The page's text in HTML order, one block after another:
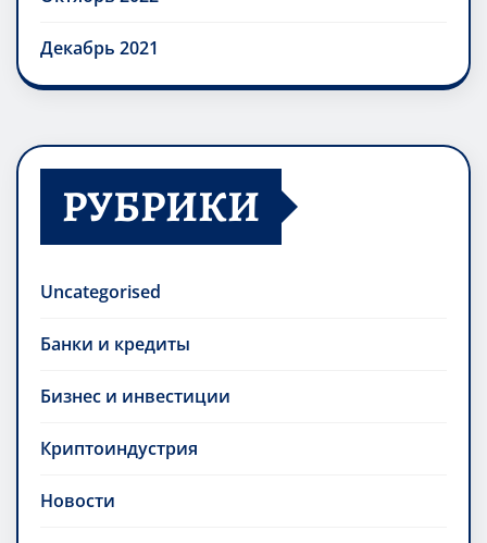
Декабрь 2021
РУБРИКИ
Uncategorised
Банки и кредиты
Бизнес и инвестиции
Криптоиндустрия
Новости